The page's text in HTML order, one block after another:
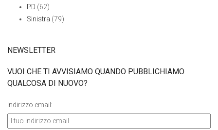
PD (62)
Sinistra (79)
NEWSLETTER
VUOI CHE TI AVVISIAMO QUANDO PUBBLICHIAMO
QUALCOSA DI NUOVO?
Indirizzo email: